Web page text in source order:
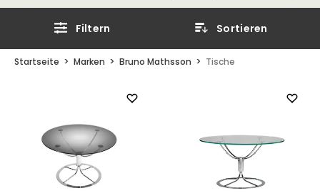
Filtern Sortieren
Startseite Marken Bruno Mathsson Tische